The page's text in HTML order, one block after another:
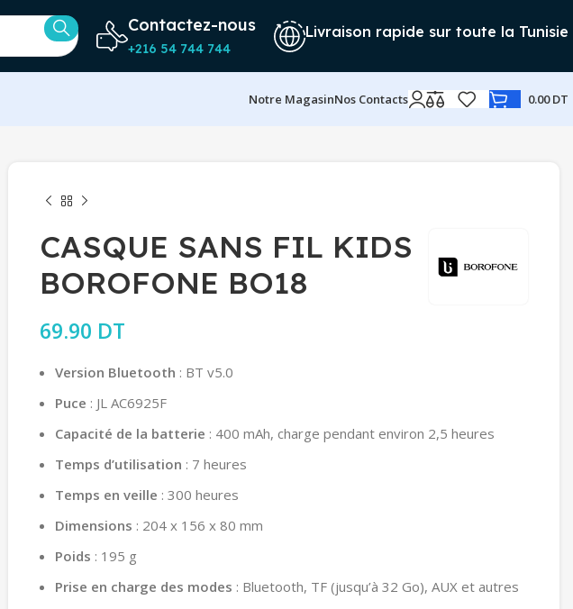
Contactez-nous
+216 54 744 744
Livraison rapide sur toute la Tunisie
Notre MagasinNos Contacts 0.00DT
CASQUE SANS FIL KIDS
BOROFONE BO18
69.90 DT
Version Bluetooth : BT v5.0
Puce : JL AC6925F
Capacité de la batterie : 400 mAh, charge pendant environ 2,5 heures
Temps d’utilisation : 7 heures
Temps en veille : 300 heures
Dimensions : 204 x 156 x 80 mm
Poids : 195 g
Prise en charge des modes : Bluetooth, TF (jusqu’à 32 Go), AUX et autres